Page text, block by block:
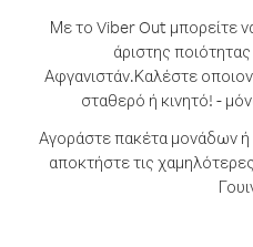
Με το Viber Out μπορείτε
άριστης
Αφγανιστάν.Καλέστε
σταθερό ή κινητό! -
Αγοράστε πακέτα μονάδων
αποκτήστε τις